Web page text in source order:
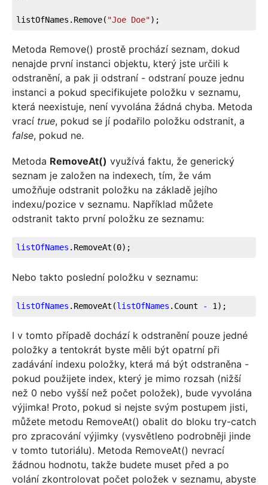
listOfNames.Remove( "Joe Doe");
Metoda Remove() prostě prochází seznam, dokud
nenajde první instanci objektu, který jste určili k
odstranění, a pak ji odstraní - odstraní pouze jednu
instanci a pokud specifikujete položku v seznamu,
která neexistuje, není vyvolána žádná chyba. Metoda
vrací true, pokud se jí podařilo položku odstranit, a
false, pokud ne.
Metoda RemoveAt() využívá faktu, že generický
seznam je založen na indexech, tím, že vám
umožňuje odstranit položku na základě jejího
indexu/pozice v seznamu. Například můžete
odstranit takto první položku ze seznamu:
listOfNames .RemoveAt (0);
Nebo takto poslední položku v seznamu:
listOfNames .RemoveAt (listOfNames .Count - 1);
I v tomto případě dochází k odstranění pouze jedné
položky a tentokrát byste měli být opatrní při
zadávání indexu položky, která má být odstraněna -
pokud použijete index, který je mimo rozsah (nižší
než 0 nebo vyšší než počet položek), bude vyvolána
výjimka! Proto, pokud si nejste svým postupem jisti,
můžete metodu RemoveAt() obalit do bloku try-catch
pro zpracování výjimky (vysvětleno podrobněji jinde
v tomto tutoriálu). Metoda RemoveAt() nevrací
žádnou hodnotu, takže budete muset před a po
volání zkontrolovat počet položek v seznamu, abyste